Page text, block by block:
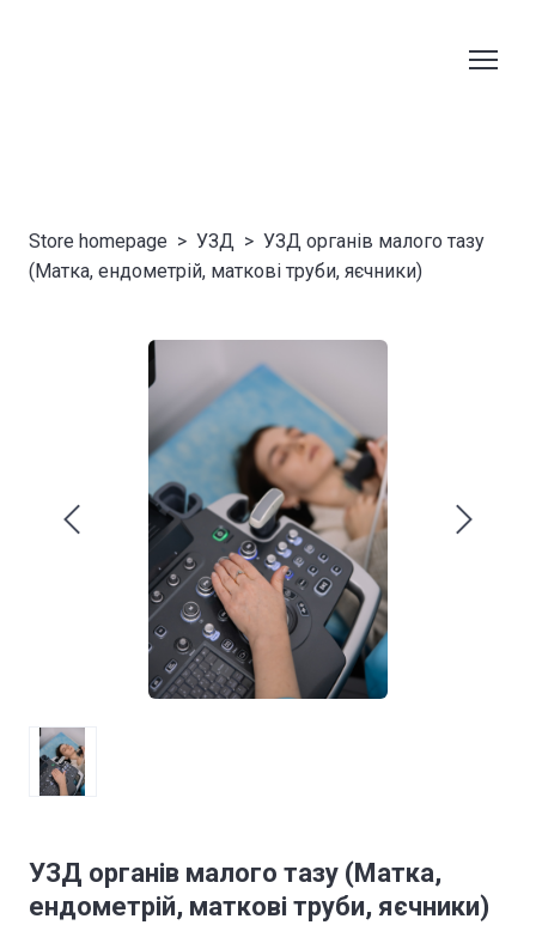
Store homepage УЗД
УЗД органів малого тазу
(Матка, ендометрій, маткові труби, яєчники)
УЗД органів малого тазу (Матка,
ендометрій, маткові труби, яєчники)